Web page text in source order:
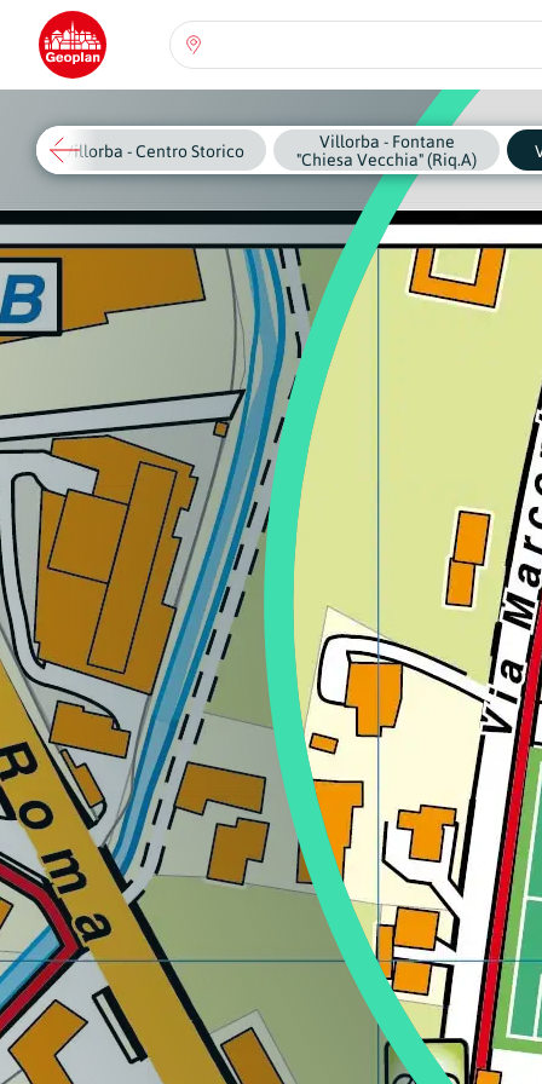
Abruzzo
Regione
Regione
Calabria
Regione
Campania
Regione
Emilia Romagna
Regione
Friuli-Venezia Giulia
Regione
Lazio
Liguria
Regione
Lombardia
Regione
Marche
Regione
Molise
Regione
Piemonte
Regione
Sardegna
Villorba - Centro Storico
Villorba - Fontane
"Chiesa Vecchia" (Riq.A)